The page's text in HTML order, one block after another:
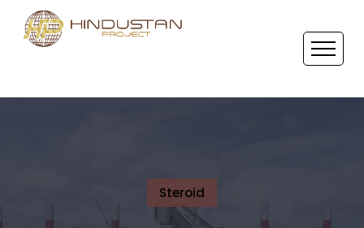
Steroid